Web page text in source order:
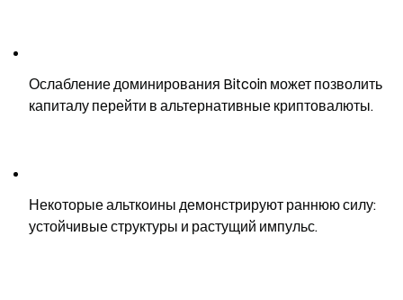
Ослабление доминирования Bitcoin может позволить
капиталу перейти в альтернативные криптовалюты.
Некоторые альткоины демонстрируют раннюю силу:
устойчивые структуры и растущий импульс.